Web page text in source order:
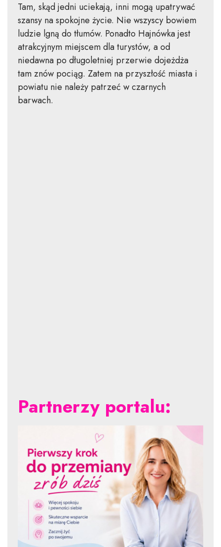
Tam, skąd jedni uciekają, inni mogą upatrywać
szansy na spokojne życie. Nie wszyscy bowiem
ludzie lgną do tłumów. Ponadto Hajnówka jest
atrakcyjnym miejscem dla turystów, a od
niedawna po długoletniej przerwie dojeżdża
tam znów pociąg. Zatem na przyszłość miasta i
powiatu nie należy patrzeć w czarnych
barwach.
Partnerzy portalu: